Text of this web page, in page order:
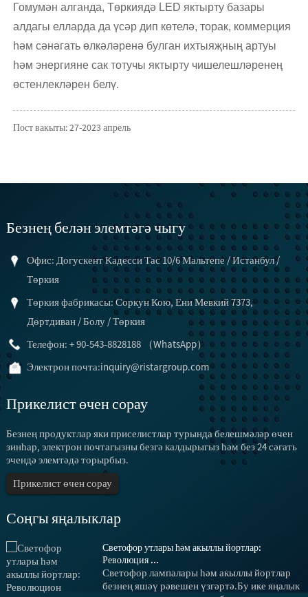
Гомумән алганда, Төркиядә LED яктырту базары
алдагы елларда да үсәр дип көтелә, торак, коммерция
һәм сәнәгать өлкәләренә булган ихтыяҗның артуы
һәм энергияне сак тотучы яктырту чишелешләренең
өстенлекләрен белү.
Пост вакыты: 27-2023 апрель
Безнең белән элемтәгә чыгу
Офис: Догускент Кадесси Тас 10/6 Мальтепе / Истанбул /
Төркия
Төркия фабрикасы: Соркун Кою, Ени Мевкий 7373,
Дөртдиван / Болу / Төркия
Телефон: + 90-543-8828188 （WhatsApp）
Электрон почта:inquiry@ristargroup.com
Прикелист өчен сорау
Безнең продуктлар яки приселистлар турында белешмәләр өчен
зинһар, электрон почтагызны безгә калдырыгыз һәм без 24 сәгать
эчендә элемтәдә торырбыз.
Прикелист өчен сорау
Соңгы яңалыклар
Светофор утлары һәм акыллы йортлар:
Революция ...
Светофор лампалары һәм акыллы йортлар
безнең яшәү рәвешен үзгәртә.Бу ике яңалык